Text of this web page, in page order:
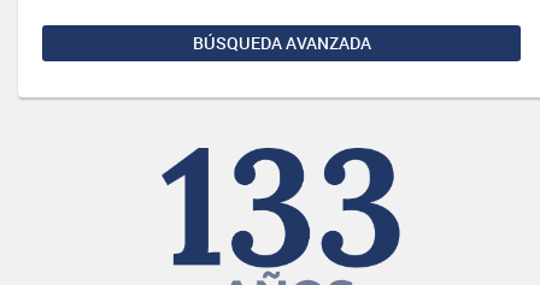
BÚSQUEDA AVANZADA